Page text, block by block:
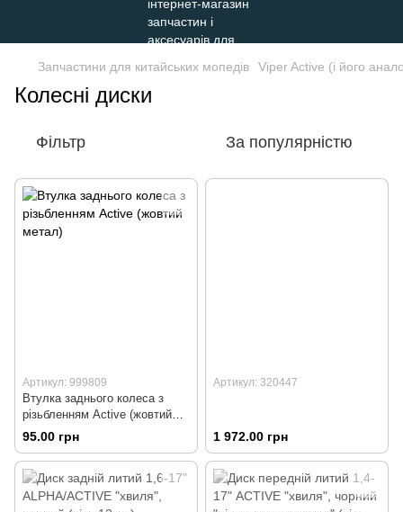
Запчастини для китайських мопедів Viper Active (і його
Колесні диски
Фільтр За популярністю
Артикул: 999809
Втулка заднього колеса з
різьбленням Active (жовтий
метал)
95.00 грн
Артикул: 320447
1 972.00 грн